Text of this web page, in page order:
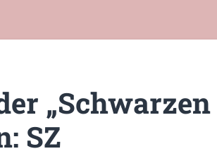
„Schwarzen
SZ